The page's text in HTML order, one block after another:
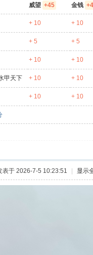
威望 +45 金钱
+ 10 + 10
+ 5 + 5
+ 10 + 10
甲天下 + 10 + 10
+ 10 + 10
表于 2026-7-5 10:23:51 显示